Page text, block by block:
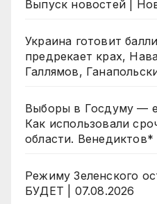
Выпуск новостей |
Украина готовит
предрекает крах,
Галлямов,
Выборы в Госдуму —
Как использовали
области. Венедиктов*
Режиму Зеленского
БУДЕТ | 07.08.2026